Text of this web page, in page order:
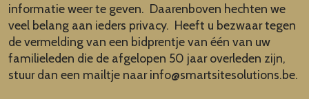
informatie weer te geven. Daarenboven hechten we
veel belang aan ieders privacy. Heeft u bezwaar tegen
de vermelding van een bidprentje van één van uw
familieleden die de afgelopen 50 jaar overleden zijn,
stuur dan een mailtje naarinfo@smartsitesolutions.be.